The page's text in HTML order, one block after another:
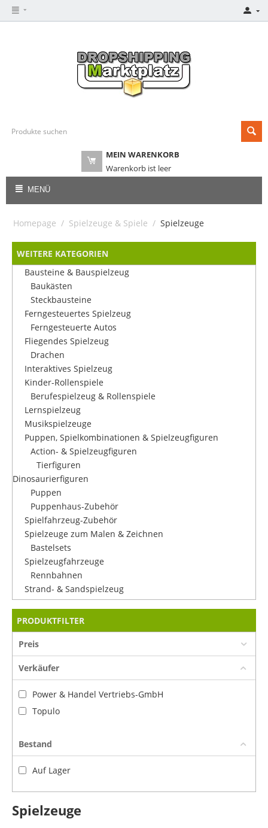
MEIN WARENKORB
Warenkorb ist leer
MENÜ
Homepage / Spielzeuge & Spiele / Spielzeuge
WEITERE KATEGORIEN
Bausteine & Bauspielzeug
Baukästen
Steckbausteine
Ferngesteuertes Spielzeug
Ferngesteuerte Autos
Fliegendes Spielzeug
Drachen
Interaktives Spielzeug
Kinder-Rollenspiele
Berufespielzeug & Rollenspiele
Lernspielzeug
Musikspielzeuge
Puppen, Spielkombinationen & Spielzeugfiguren
Action- & Spielzeugfiguren
Tierfiguren
Dinosaurierfiguren
Puppen
Puppenhaus-Zubehör
Spielfahrzeug-Zubehör
Spielzeuge zum Malen & Zeichnen
Bastelsets
Spielzeugfahrzeuge
Rennbahnen
Strand- & Sandspielzeug
PRODUKTFILTER
Preis
Verkäufer
Power & Handel Vertriebs-GmbH
Topulo
Bestand
Auf Lager
Spielzeuge